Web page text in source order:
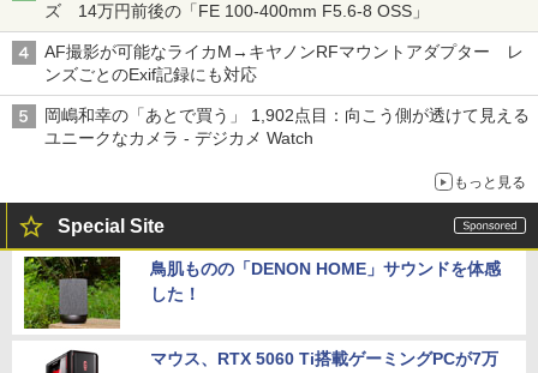
ズ 14万円前後の「FE 100-400mm F5.6-8 OSS」
AF撮影が可能なライカM→キヤノンRFマウントアダプター レ
ンズごとのExif記録にも対応
岡嶋和幸の「あとで買う」 1,902点目：向こう側が透けて見える
ユニークなカメラ - デジカメ Watch
もっと見る
Special Site
鳥肌ものの「DENON HOME」サウンドを体感
した！
マウス、RTX 5060 Ti搭載ゲーミングPCが7万